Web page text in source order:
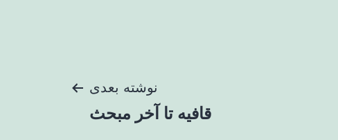
نوشته بعدی
قافیه تا آخر مبحث